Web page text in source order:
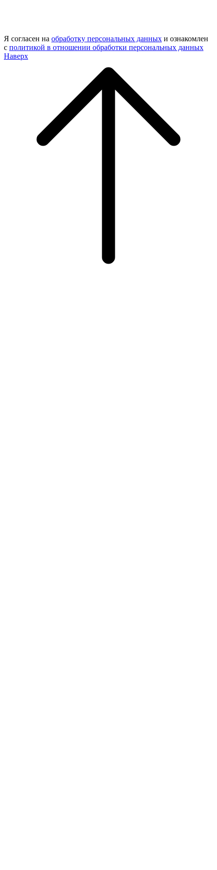
Я согласен на обработку персональных данных и ознакомлен
с политикой в отношении обработки персональных данных
Наверх